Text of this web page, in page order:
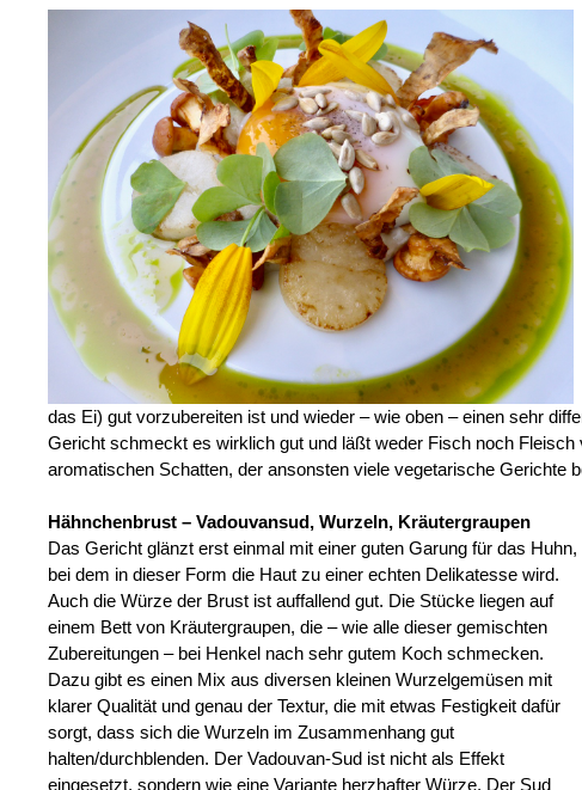
das Ei) gut vorzubereiten ist und wieder – wie oben – einen sehr
Gericht schmeckt es wirklich gut und läßt weder Fisch noch
aromatischen Schatten, der ansonsten viele vegetarische Gerichte
Hähnchenbrust – Vadouvansud, Wurzeln, Kräutergraupen
Das Gericht glänzt erst einmal mit einer guten Garung für das Huhn,
bei dem in dieser Form die Haut zu einer echten Delikatesse wird.
Auch die Würze der Brust ist auffallend gut. Die Stücke liegen auf
einem Bett von Kräutergraupen, die – wie alle dieser gemischten
Zubereitungen – bei Henkel nach sehr gutem Koch schmecken.
Dazu gibt es einen Mix aus diversen kleinen Wurzelgemüsen mit
klarer Qualität und genau der Textur, die mit etwas Festigkeit dafür
sorgt, dass sich die Wurzeln im Zusammenhang gut
halten/durchblenden. Der Vadouvan-Sud ist nicht als Effekt
eingesetzt, sondern wie eine Variante herzhafter Würze. Der Sud